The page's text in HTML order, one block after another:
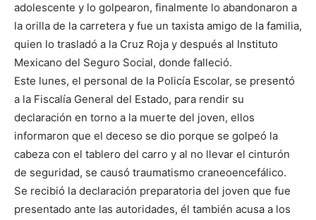
adolescente y lo golpearon, finalmente lo abandonaron a
la orilla de la carretera y fue un taxista amigo de la familia,
quien lo trasladó a la Cruz Roja y después al Instituto
Mexicano del Seguro Social, donde falleció.
Este lunes, el personal de la Policía Escolar, se presentó
a la Fiscalía General del Estado, para rendir su
declaración en torno a la muerte del joven, ellos
informaron que el deceso se dio porque se golpeó la
cabeza con el tablero del carro y al no llevar el cinturón
de seguridad, se causó traumatismo craneoencefálico.
Se recibió la declaración preparatoria del joven que fue
presentado ante las autoridades, él también acusa a los